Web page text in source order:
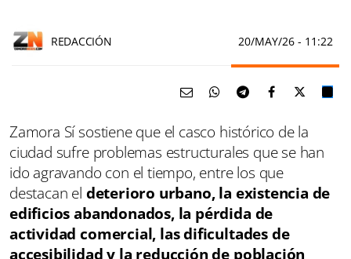
REDACCIÓN 20/MAY/26 - 11:22
Zamora Sí sostiene que el casco histórico de la
ciudad sufre problemas estructurales que se han
ido agravando con el tiempo, entre los que
destacan el deterioro urbano, la existencia de
edificios abandonados, la pérdida de
actividad comercial, las dificultades de
accesibilidad y la reducción de población